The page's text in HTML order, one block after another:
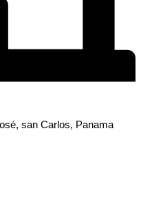
san Carlos, Panama